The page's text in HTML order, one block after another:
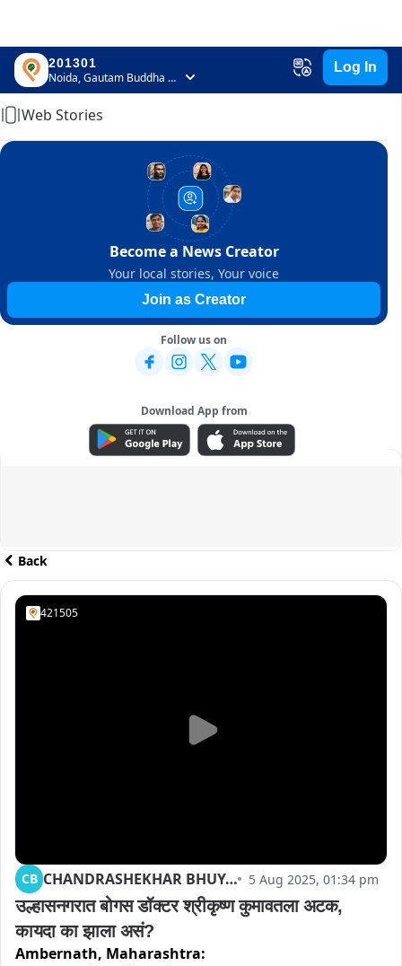
201301
Noida, Gautam Buddha Nagar, Uttar Pradesh
Log In
Home
Web Stories
Become a News Creator
Your local stories, Your voice
Join as Creator
Follow us on
Download App from
ADVERTISEMENT
Back
421505
CB CHANDRASHEKHAR BHUYAR 5 Aug 2025, 01:34 pm
उल्हासनगरात बोगस डॉक्टर श्रीकृष्ण कुमावतला अटक,
कायदा का झाला असं?
Ambernath, Maharashtra: